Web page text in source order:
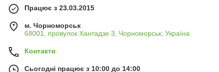
Працює з 23.03.2015
м. Чорноморськ
68001, провулок Хантадзе 3, Чорноморськ, Україна
Контакти
Сьогодні працює з 10:00 до 14:00